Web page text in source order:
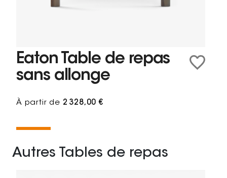
Eaton Table de repas
sans allonge
À partir de 2 328,00 €
Autres Tables de repas